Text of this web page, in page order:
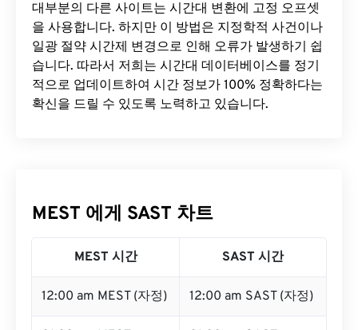
대부분의 다른 사이트는 시간대 변환에 ​​고정 오프셋
을 사용합니다. 하지만 이 방법은 지정학적 사건이나
일광 절약 시간제 변경으로 인해 오류가 발생하기 쉽
습니다. 따라서 저희는 시간대 데이터베이스를 정기
적으로 업데이트하여 시간 정보가 100% 정확하다는
확신을 드릴 수 있도록 노력하고 있습니다.
MEST 에게 SAST 차트
MEST 시간 SAST 시간
12:00 am MEST (자정) 12:00 am SAST (자정)